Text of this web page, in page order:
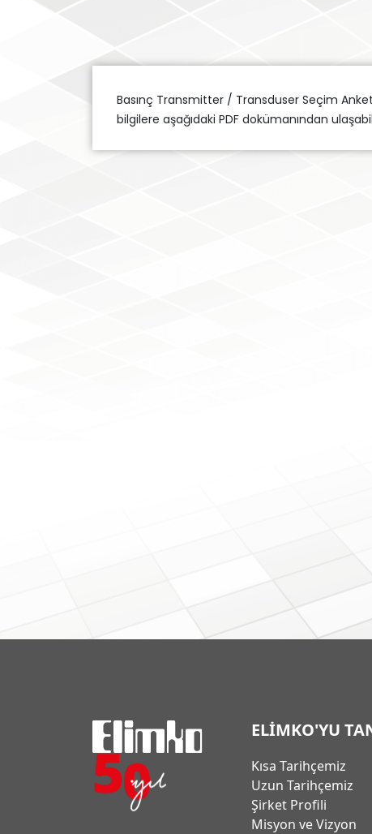
Basınç Transmitter / Transduser Seçim
bilgilere aşağıdaki PDF dokümanından
ELİMKO'YU
Kısa Tarihçemiz
Uzun Tarihçemiz
Şirket Profili
Misyon ve Vizyon